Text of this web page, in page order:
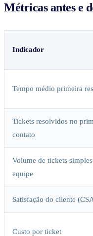
Métricas antes e
Indicador
Tempo médio primeira
Tickets resolvidos no
contato
Volume de tickets
equipe
Satisfação do cliente
Custo por ticket